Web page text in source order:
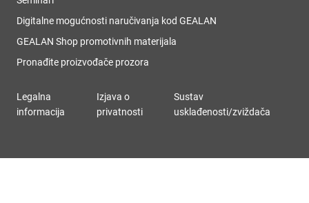
Digitalne mogućnosti naručivanja kod GEALAN
GEALAN Shop promotivnih materijala
Pronađite proizvođače prozora
Legalna
informacija
Izjava o
privatnosti
Sustav
usklađenosti/zviždača